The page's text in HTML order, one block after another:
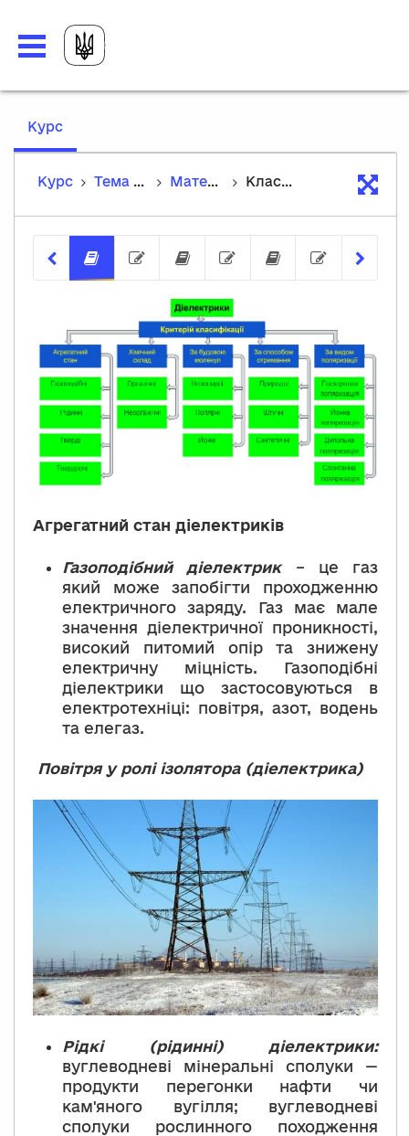
Курс,
Курс
Тема 2. Діелектричні матеріали Матеріали до теми Класифікація діелектриків
Класифікація діелектриків
Тест Властивості
Агрегатний стан діелектриків
Газоподібний діелектрик– це газ
який може запобігти проходженню
електричного заряду. Газ має мале
значення діелектричної проникності,
високий питомий опір та знижену
електричну міцність. Газоподібні
діелектрики що застосовуються в
електротехніці: повітря, азот, водень
та елегаз.
Повітря у ролі ізолятора (діелектрика)
Рідкі (рідинні) діелектрики:
вуглеводневі мінеральні сполуки —
продукти перегонки нафти чи
кам'яного вугілля; вуглеводневі
сполуки рослинного походження